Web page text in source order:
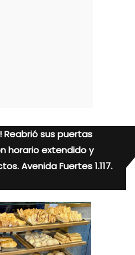
Reabrió sus puertas
horario extendido y
Avenida Fuertes 1.117.